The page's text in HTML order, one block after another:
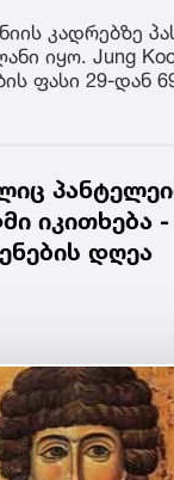
კადრებზე
იყო. Jung
ფასი 29-დან
იკითხება
დღეა